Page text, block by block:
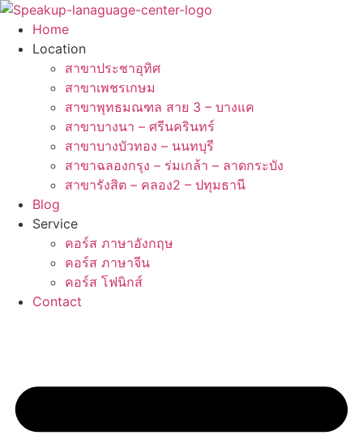
Skip
content
Home
Location
สาขาประชาอุทิศ
สาขาเพชรเกษม
สาขาพุทธมณฑล สาย 3 – บางแค
สาขาบางนา – ศรีนครินทร์
สาขาบางบัวทอง – นนทบุรี
สาขาฉลองกรุง – ร่มเกล้า – ลาดกระบัง
สาขารังสิต – คลอง2 – ปทุมธานี
Blog
Service
คอร์ส ภาษาอังกฤษ
คอร์ส ภาษาจีน
คอร์ส โฟนิกส์
Contact